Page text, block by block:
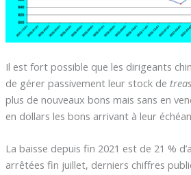
Il est fort possible que les dirigeants
de gérer passivement leur stock de
plus de nouveaux bons mais sans en
en dollars les bons arrivant à leur
La baisse depuis fin 2021 est de 21 %
arrêtées fin juillet, derniers chiffres